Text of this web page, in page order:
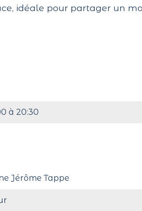
idéale pour partager un
à 20:30
Jérôme Tappe